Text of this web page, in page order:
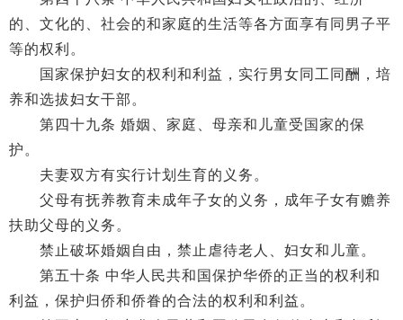
的、文化的、社会的和家庭的生活等各方面享有同男子平
等的权利。
国家保护妇女的权利和利益，实行男女同工同酬，培
养和选拔妇女干部。
第四十九条 婚姻、家庭、母亲和儿童受国家的保
护。
夫妻双方有实行计划生育的义务。
父母有抚养教育未成年子女的义务，成年子女有赡养
扶助父母的义务。
禁止破坏婚姻自由，禁止虐待老人、妇女和儿童。
第五十条 中华人民共和国保护华侨的正当的权利和
利益，保护归侨和侨眷的合法的权利和利益。